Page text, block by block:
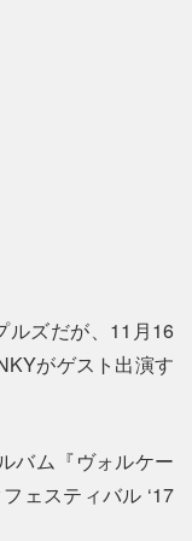
ルズだが、11月16
がゲスト出演す
バム『ヴォルケー
ェスティバル ‘17